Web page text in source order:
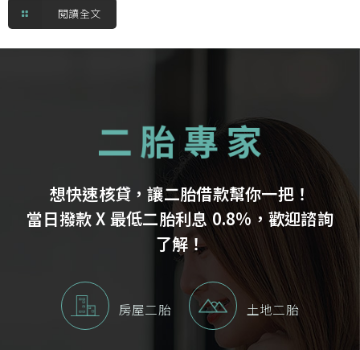
閱讀全文
想快速核貸，讓二胎借款幫你一把！
當日撥款 X 最低二胎利息 0.8%，歡迎諮詢
了解！
房屋二胎 土地二胎